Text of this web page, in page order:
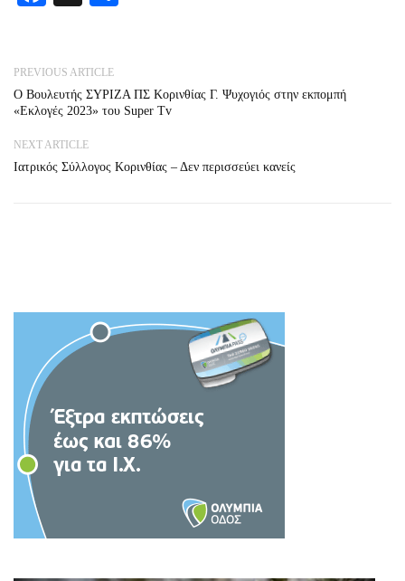
PREVIOUS ARTICLE
Ο Βουλευτής ΣΥΡΙΖΑ ΠΣ Κορινθίας Γ. Ψυχογιός στην εκπομπή
«Εκλογές 2023» του Super Tv
NEXT ARTICLE
Ιατρικός Σύλλογος Κορινθίας – Δεν περισσεύει κανείς